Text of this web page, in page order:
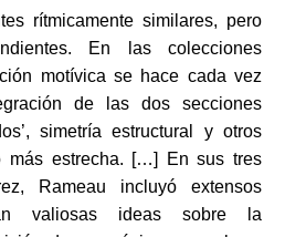
rítmicamente similares, pero
En las colecciones
motívica se hace cada vez
de las dos secciones
simetría estructural y otros
más estrecha. […] En sus tres
Rameau incluyó extensos
valiosas ideas sobre la